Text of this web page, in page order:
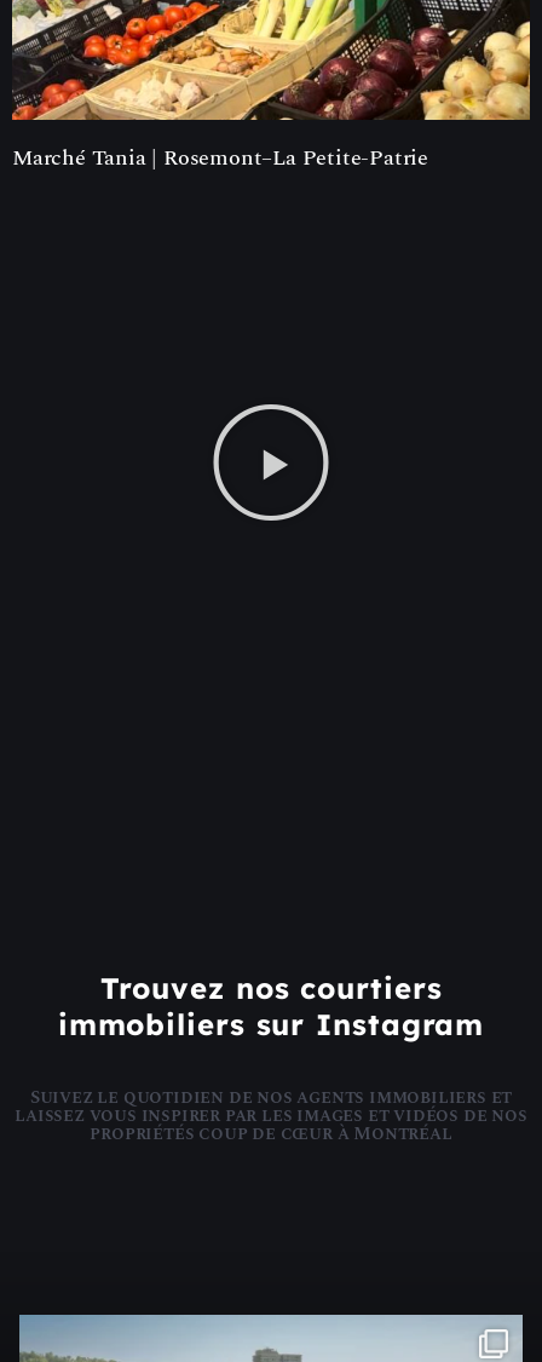
Marché Tania | Rosemont–La Petite-Patrie
Trouvez nos courtiers
immobiliers sur Instagram
Suivez le quotidien de nos agents immobiliers et
laissez vous inspirer par les images et vidéos de nos
propriétés coup de cœur à Montréal